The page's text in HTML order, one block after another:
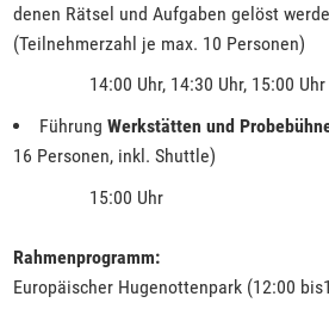
denen Rätsel und Aufgaben gelöst
(Teilnehmerzahl je max. 10 Personen)
14:00 Uhr, 14:30 Uhr, 15:00 Uhr
FührungWerkstätten und
16 Personen, inkl. Shuttle)
15:00 Uhr
Rahmenprogramm:
Europäischer Hugenottenpark (12:00